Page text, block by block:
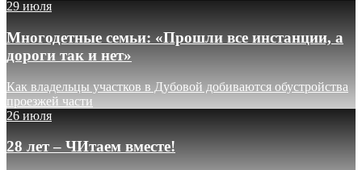
29 июля
Многодетные семьи: «Прошли все инстанции, а
дороги так и нет»
Как владельцы участков в Дубовой добиваются обустройства
проезжей части
26 июля
28 лет – ЧИтаем вместе!